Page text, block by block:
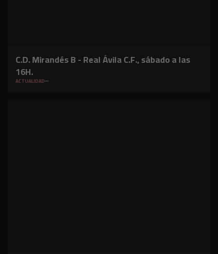
C.D. Mirandés B - Real Ávila C.F., sábado a las
16H.
ACTUALIDAD